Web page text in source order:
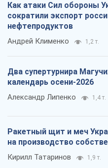
Как атаки Сил обороны
сократили экспорт
нефтепродуктов
Андрей Клименко 1,2 т.
Два супертурнира
календарь осени-2026
Александр Липенко 1,4 т.
Ракетный щит и меч
на производство
Кирилл Татаринов 1,9 т.